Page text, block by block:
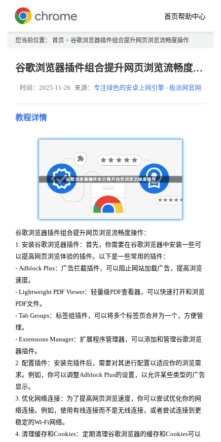
首页帮助中心
您当前位置： 首页 > 谷歌浏览器插件组合提升网页浏览流畅度操作
谷歌浏览器插件组合提升网页浏览流畅度操作
时间：2025-11-26 来源：专注绿色的安卓上网引擎 - 极派网官网
教程详情
谷歌浏览器插件组合提升网页浏览流畅度操作：
1. 安装谷歌浏览器插件：首先，你需要在谷歌浏览器中安装一些可
以提高网页浏览体验的插件。以下是一些常用的插件：
- Adblock Plus：广告拦截插件，可以阻止网站加载广告，提高浏览
速度。
- Lightweight PDF Viewer：轻量级PDF查看器，可以快速打开和浏览
PDF文件。
- Tab Groups：标签组插件，可以将多个标签页合并为一个，方便管
理。
- Extensions Manager：扩展程序管理器，可以添加和管理谷歌浏览
器插件。
2. 配置插件：安装完插件后，需要对其进行配置以适应你的浏览需
求。例如，你可以调整Adblock Plus的设置，以允许某些类型的广告
显示。
3. 优化网络连接：为了提高网页浏览速度，你可以尝试优化你的网
络连接。例如，使用有线连接而不是无线连接，或者尝试连接到更
稳定的Wi-Fi网络。
4. 清理缓存和Cookies：定期清理谷歌浏览器的缓存和Cookies可以